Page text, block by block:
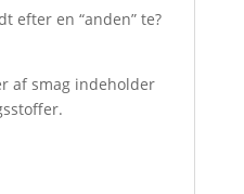
efter en “anden” te?
af smag indeholder